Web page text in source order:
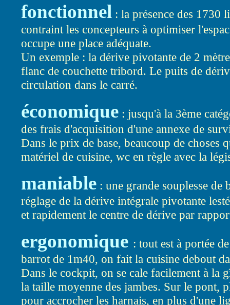
fonctionnel : la présence des 1730
contraint les concepteurs à optimiser
occupe une place adéquate.
Un exemple : la dérive pivotante de 2
flanc de couchette tribord. Le puits de
circulation dans le carré.
économique : jusqu'à la 3ème
des frais d'acquisition d'une annexe de
Dans le prix de base, beaucoup de choses
matériel de cuisine, wc en règle avec la
maniable : une grande souplesse
réglage de la dérive intégrale pivotante
et rapidement le centre de dérive par
ergonomique : tout est à portée
barrot de 1m40, on fait la cuisine debout
Dans le cockpit, on se cale facilement à la
la taille moyenne des jambes. Sur le pont,
pour accrocher les harnais, en plus d'une